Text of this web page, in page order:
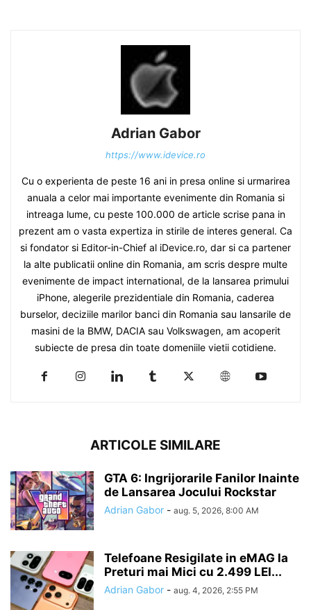
Adrian Gabor
https://www.idevice.ro
Cu o experienta de peste 16 ani in presa online si urmarirea
anuala a celor mai importante evenimente din Romania si
intreaga lume, cu peste 100.000 de article scrise pana in
prezent am o vasta expertiza in stirile de interes general. Ca
si fondator si Editor-in-Chief al iDevice.ro, dar si ca partener
la alte publicatii online din Romania, am scris despre multe
evenimente de impact international, de la lansarea primului
iPhone, alegerile prezidentiale din Romania, caderea
burselor, deciziile marilor banci din Romania sau lansarile de
masini de la BMW, DACIA sau Volkswagen, am acoperit
subiecte de presa din toate domeniile vietii cotidiene.
ARTICOLE SIMILARE
GTA 6: Ingrijorarile Fanilor Inainte
de Lansarea Jocului Rockstar
Adrian Gabor - aug. 5, 2026, 8:00 AM
Telefoane Resigilate in eMAG la
Preturi mai Mici cu 2.499 LEI...
Adrian Gabor - aug. 4, 2026, 2:55 PM